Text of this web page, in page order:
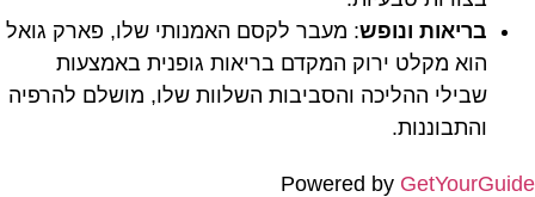
בריאות ונופש: מעבר לקסם האמנותי שלו, פארק גואל
הוא מקלט ירוק המקדם בריאות גופנית באמצעות
שבילי ההליכה והסביבות השלוות שלו, מושלם להרפיה
והתבוננות.
Powered by GetYourGuide